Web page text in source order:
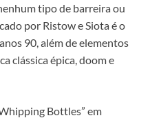
tipo de barreira ou
por Ristow e Siota é o
90, além de elementos
clássica épica, doom e
Bottles” em